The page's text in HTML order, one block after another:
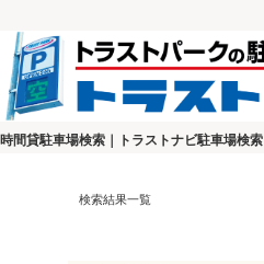
時間貸駐車場検索｜トラストナビ駐車場検索
検索結果一覧